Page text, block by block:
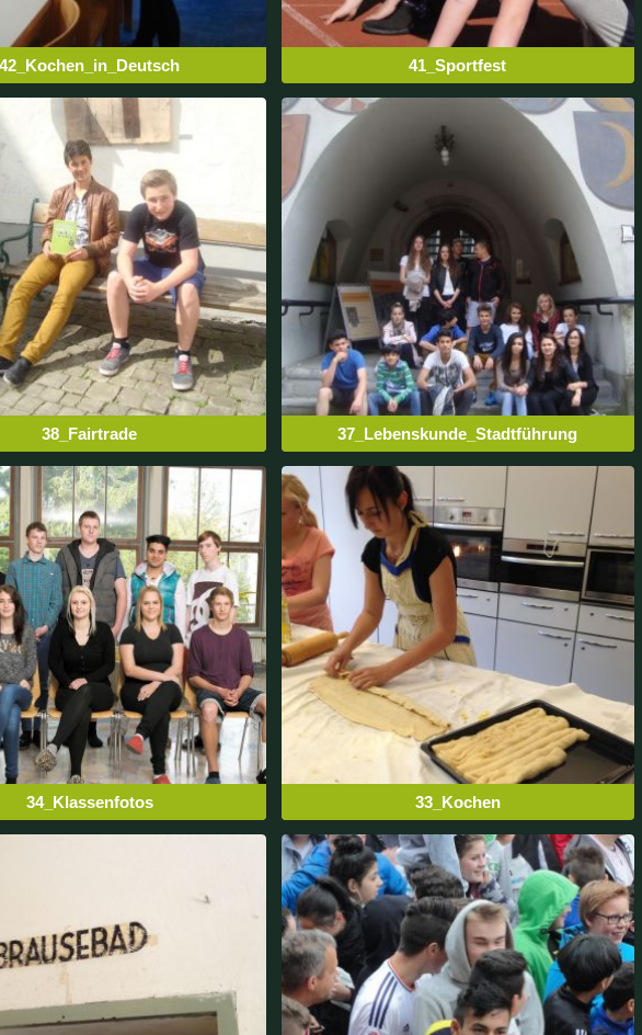
42_Kochen_in_Deutsch 41_Sportfest
38_Fairtrade 37_Lebenskunde_Stadtführung
34_Klassenfotos 33_Kochen